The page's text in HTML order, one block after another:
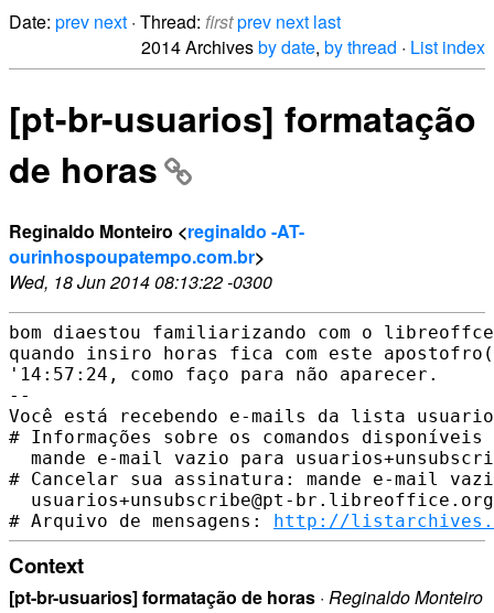
Date: prev next · Thread: firstprev next last
2014 Archivesby date, by thread · List index
[pt-br-usuarios] formatação
de horas
Reginaldo Monteiro <reginaldo -AT-
ourinhospoupatempo.com.br>
Wed, 18 Jun 2014 08:13:22 -0300
bom diaestou familiarizando com o
quando insiro horas fica com este
'14:57:24, como faço para não aparecer.
--
Você está recebendo e-mails da lista
# Informações sobre os comandos
mande e-mail vazio para
# Cancelar sua assinatura: mande e-mail
  usuarios+unsubscribe@pt-br.libreoffice.org
# Arquivo de mensagens: http://
Context
[pt-br-usuarios] formatação de horas · Reginaldo Monteiro